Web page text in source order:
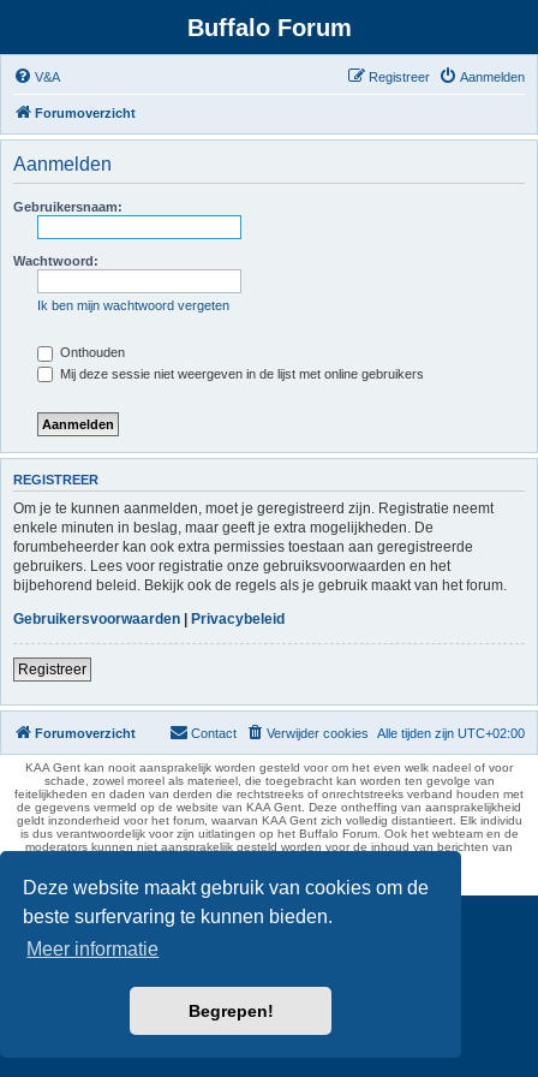
Deze website maakt gebruik van cookies om de
beste surfervaring te kunnen bieden.
Meer informatie
Begrepen!
Buffalo Forum
V&A Aanmelden
Registreer
Forumoverzicht
Aanmelden
Gebruikersnaam:
Wachtwoord:
Ik ben mijn wachtwoord vergeten
Onthouden
Mij deze sessie niet weergeven in de lijst met online gebruikers
REGISTREER
Om je te kunnen aanmelden, moet je geregistreerd zijn. Registratie neemt
enkele minuten in beslag, maar geeft je extra mogelijkheden. De
forumbeheerder kan ook extra permissies toestaan aan geregistreerde
gebruikers. Lees voor registratie onze gebruiksvoorwaarden en het
bijbehorend beleid. Bekijk ook de regels als je gebruik maakt van het forum.
Gebruikersvoorwaarden | Privacybeleid
Registreer
Forumoverzicht Alle tijden zijn UTC+02:00
Verwijder cookies
Contact
KAA Gent kan nooit aansprakelijk worden gesteld voor om het even welk nadeel of voor
schade, zowel moreel als materieel, die toegebracht kan worden ten gevolge van
feitelijkheden en daden van derden die rechtstreeks of onrechtstreeks verband houden met
de gegevens vermeld op de website van KAA Gent. Deze ontheffing van aansprakelijkheid
geldt inzonderheid voor het forum, waarvan KAA Gent zich volledig distantieert. Elk individu
is dus verantwoordelijk voor zijn uitlatingen op het Buffalo Forum. Ook het webteam en de
moderators kunnen niet aansprakelijk gesteld worden voor de inhoud van berichten van